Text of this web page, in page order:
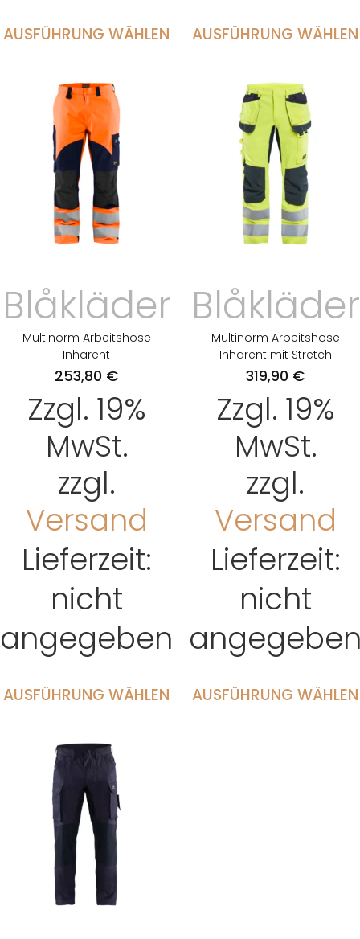
AUSFÜHRUNG WÄHLEN AUSFÜHRUNG WÄHLEN
Blåkläder
Multinorm Arbeitshose
Inhärent
253,80 €
Zzgl. 19%
MwSt.
zzgl.
Versand
Lieferzeit:
nicht
angegeben
AUSFÜHRUNG WÄHLEN
Blåkläder
Multinorm Arbeitshose
Inhärent mit Stretch
319,90 €
Zzgl. 19%
MwSt.
zzgl.
Versand
Lieferzeit:
nicht
AUSFÜHRUNG WÄHLEN